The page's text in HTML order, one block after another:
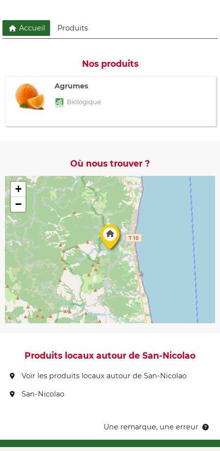
Accueil Produits
Nos produits
Agrumes
Biologique
Où nous trouver ?
+
−
Produits locaux autour de San-Nicolao
Voir les produits locaux autour de San-Nicolao
San-Nicolao
Une remarque, une erreur